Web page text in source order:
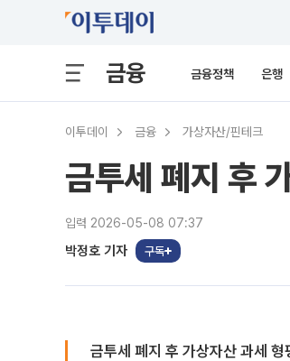
금융 금융정책 은행
이투데이 금융 가상자산/핀테크
금투세 폐지 후
입력 2026-05-08 07:37
박정호 기자 구독
금투세 폐지 후 가상자산 과세 형